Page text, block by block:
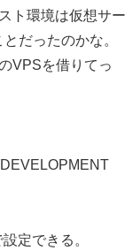
ト環境は仮想サー
だったのかな。
VPSを借りてっ
定できる。